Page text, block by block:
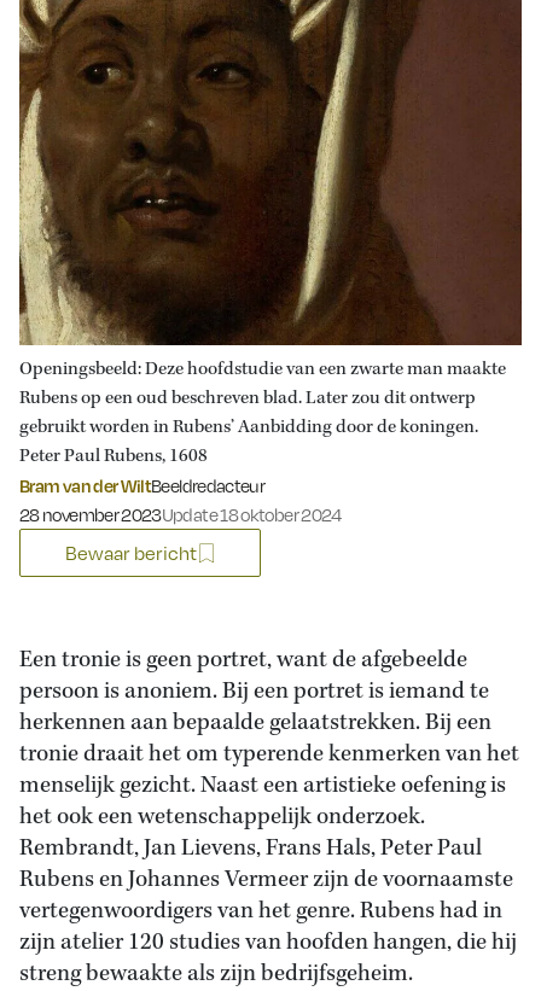
Openingsbeeld: Deze hoofdstudie van een zwarte man maakte
Rubens op een oud beschreven blad. Later zou dit ontwerp
gebruikt worden in Rubens’ Aanbidding door de koningen.
Peter Paul Rubens, 1608
Bram van der WiltBeeldredacteur
Gepubliceerd op:
28 november 2023Update 18 oktober 2024
Bewaar bericht
Een tronie is geen portret, want de afgebeelde
persoon is anoniem. Bij een portret is iemand te
herkennen aan bepaalde gelaatstrekken. Bij een
tronie draait het om typerende kenmerken van het
menselijk gezicht. Naast een artistieke oefening is
het ook een wetenschappelijk onderzoek.
Rembrandt, Jan Lievens, Frans Hals, Peter Paul
Rubens en Johannes Vermeer zijn de voornaamste
vertegenwoordigers van het genre. Rubens had in
zijn atelier 120 studies van hoofden hangen, die hij
streng bewaakte als zijn bedrijfsgeheim.